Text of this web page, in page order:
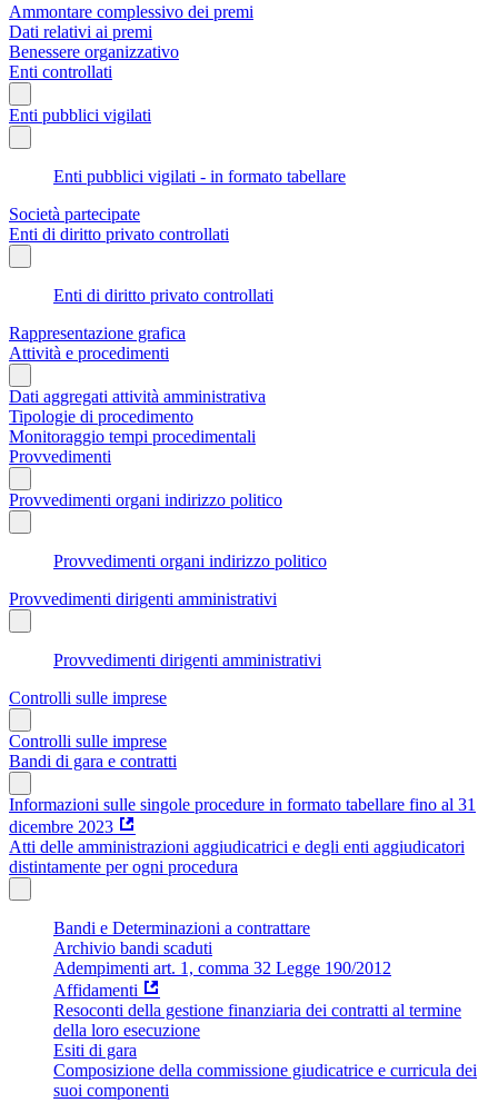
Ammontare complessivo dei premi
Dati relativi ai premi
Benessere organizzativo
Enti controllati
Enti pubblici vigilati
Enti pubblici vigilati - in formato tabellare
Società partecipate
Enti di diritto privato controllati
Enti di diritto privato controllati
Rappresentazione grafica
Attività e procedimenti
Dati aggregati attività amministrativa
Tipologie di procedimento
Monitoraggio tempi procedimentali
Provvedimenti
Provvedimenti organi indirizzo politico
Provvedimenti organi indirizzo politico
Provvedimenti dirigenti amministrativi
Provvedimenti dirigenti amministrativi
Controlli sulle imprese
Controlli sulle imprese
Bandi di gara e contratti
Informazioni sulle singole procedure in formato tabellare fino al 31
dicembre 2023
Atti delle amministrazioni aggiudicatrici e degli enti aggiudicatori
distintamente per ogni procedura
Bandi e Determinazioni a contrattare
Archivio bandi scaduti
Adempimenti art. 1, comma 32 Legge 190/2012
Affidamenti
Resoconti della gestione finanziaria dei contratti al termine
della loro esecuzione
Esiti di gara
Composizione della commissione giudicatrice e curricula dei
suoi componenti